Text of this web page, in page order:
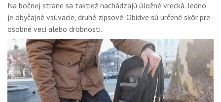
Na bočnej strane sa taktiež nachádzajú úložné vrecká. Jedno
je obyčajné vsúvacie, druhé zipsové. Obidve sú určené skôr pre
osobné veci alebo drobnosti.